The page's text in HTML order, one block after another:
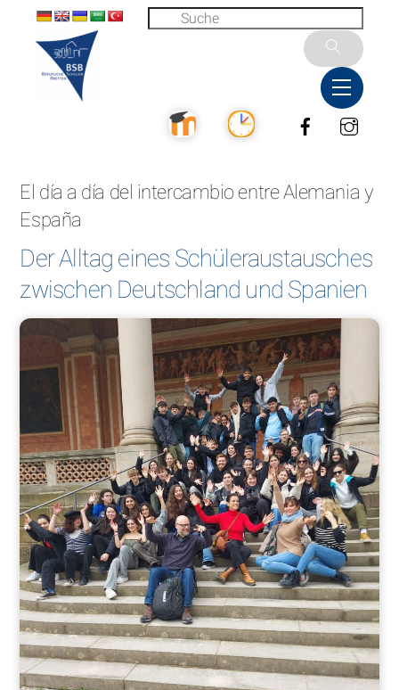
content
Menu
Facebook
El día a día del intercambio entre Alemania y
España
Der Alltag eines Schüleraustausches
zwischen Deutschland und Spanien